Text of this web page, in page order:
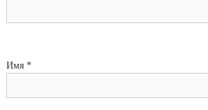
Имя *